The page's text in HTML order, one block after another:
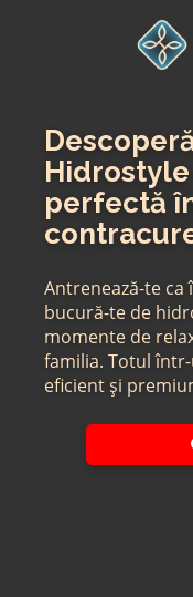
perfectă
Antrenează-te
bucură-te de
momente de
familia. Totul
eficient și